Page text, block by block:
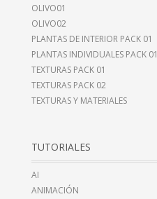
OLIVO01
OLIVO02
PLANTAS DE INTERIOR PACK 01
PLANTAS INDIVIDUALES PACK 01
TEXTURAS PACK 01
TEXTURAS PACK 02
TEXTURAS Y MATERIALES
TUTORIALES
AI
ANIMACIÓN